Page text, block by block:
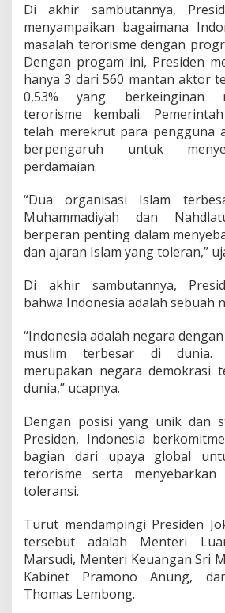
Di akhir sambutannya,
menyampaikan bagaimana
masalah terorisme dengan
Dengan progam ini, Presiden
hanya 3 dari 560 mantan aktor
0,53% yang berkeinginan
terorisme kembali.
telah merekrut para pengguna
berpengaruh untuk
perdamaian.
“Dua organisasi Islam
Muhammadiyah dan
berperan penting dalam
dan ajaran Islam yang toleran,”
Di akhir sambutannya,
bahwa Indonesia adalah sebuah
“Indonesia adalah negara
muslim terbesar di dunia.
merupakan negara demokrasi
dunia,” ucapnya.
Dengan posisi yang unik dan
Presiden, Indonesia
bagian dari upaya global
terorisme serta menyebarkan
toleransi.
Turut mendampingi Presiden
tersebut adalah Menteri
Marsudi, Menteri Keuangan Sri
Kabinet Pramono Anung,
Thomas Lembong.